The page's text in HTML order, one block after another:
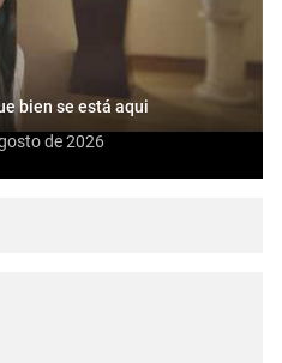
bien se está aqui
de 2026